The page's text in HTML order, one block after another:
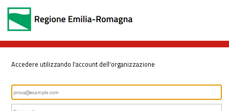
Accedere utilizzando l'account dell'organizzazione